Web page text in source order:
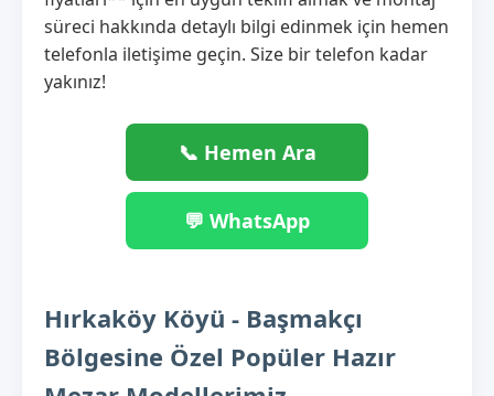
süreci hakkında detaylı bilgi edinmek için hemen
telefonla iletişime geçin. Size bir telefon kadar
yakınız!
📞 Hemen Ara
💬 WhatsApp
Hırkaköy Köyü - Başmakçı
Bölgesine Özel Popüler Hazır